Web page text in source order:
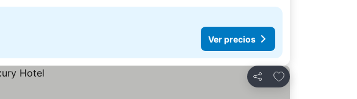
Ver precios
Compartir
Agregar a favoritos